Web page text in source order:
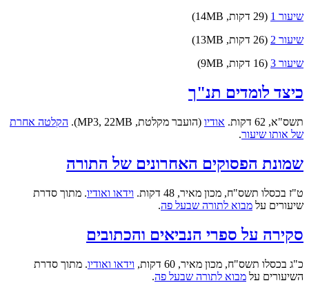
שיעור 1
(29 דקות, 14MB)
שיעור 2
(26 דקות, 13MB)
שיעור 3
(16 דקות, 9MB)
כיצד לומדים תנ"ך
תשס"א, 62 דקות. אודיו (הועבר מקלטת, MP3, 22MB).
הקלטה אחרת
של אותו שיעור.
שמונת הפסוקים האחרונים של התורה
ט"ז בכסלו תשס"ח, מכון מאיר, 48 דקות. וידאו ואודיו. מתוך סדרת
שיעורים על מבוא לתורה שבעל פה.
סקירה על ספרי הנביאים והכתובים
כ"ג בכסלו תשס"ח, מכון מאיר, 60 דקות, וידאו ואודיו. מתוך סדרת
השיעורים על מבוא לתורה שבעל פה.